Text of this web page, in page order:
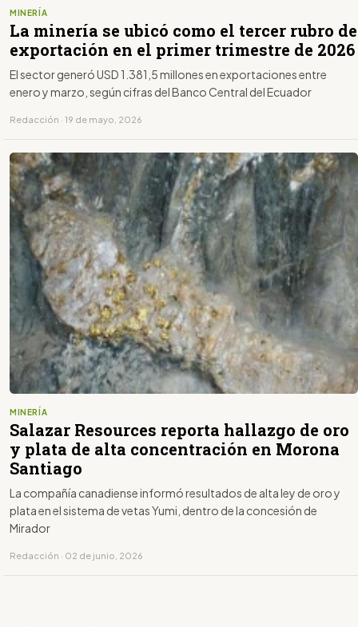
MINERÍA
La minería se ubicó como el tercer rubro de
exportación en el primer trimestre de 2026
El sector generó USD 1.381,5 millones en exportaciones entre
enero y marzo, según cifras del Banco Central del Ecuador
Redacción · 19 de mayo, 2026
MINERÍA
Salazar Resources reporta hallazgo de oro
y plata de alta concentración en Morona
Santiago
La compañía canadiense informó resultados de alta ley de oro y
plata en el sistema de vetas Yumi, dentro de la concesión de
Mirador
Redacción · 02 de junio, 2026